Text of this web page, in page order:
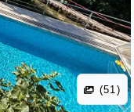
(51)